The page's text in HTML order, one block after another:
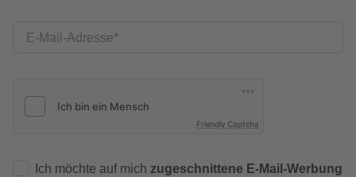
E-Mail-Adresse
Friendly Captcha
Ich möchte auf mich zugeschnittene E-Mail-Werbung